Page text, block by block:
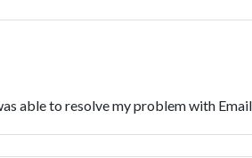
able to resolve my problem with